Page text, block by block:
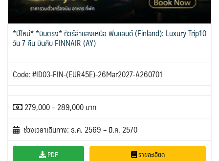
*ปีใหม่* *บินตรง* ทัวร์ล่าแสงเหนือ ฟินแลนด์ (Finland): Luxury Trip10
วัน 7 คืน บินกับ FINNAIR (AY)
Code: #ID03-FIN-(EUR45E)-26Mar2027-A260701
279,000 – 289,000 บาท
ช่วงเวลาเดินทาง: ธ.ค. 2569 – มี.ค. 2570
PDF รายละเอียด